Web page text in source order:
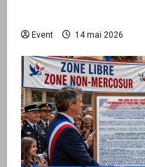
Event 14 mai 2026